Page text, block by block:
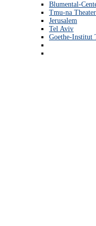
Blumental-
Tmu-na Theater
Jerusalem
Tel Aviv
Goethe-Institut